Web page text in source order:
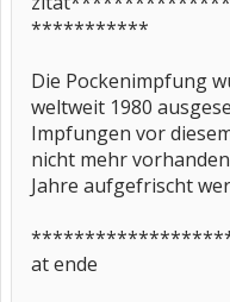
***********
Die Pockenimpfung
weltweit 1980
Impfungen vor
nicht mehr
Jahre aufgefrischt
at ende